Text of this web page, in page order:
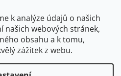
k analýze údajů o našich
našich webových stránek,
obsahu a k tomu,
zážitek z webu.